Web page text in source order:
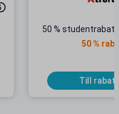
50 %
50 %
Till